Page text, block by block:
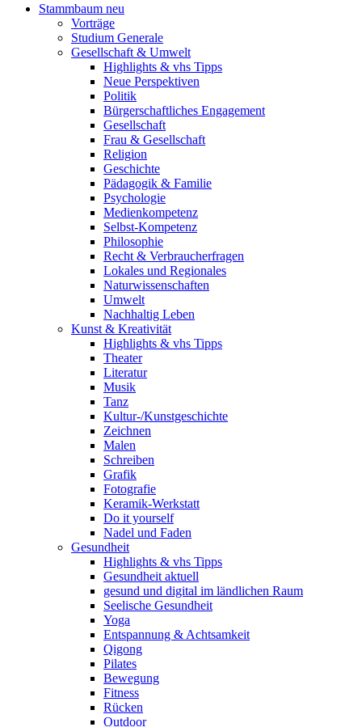
Stammbaum neu
Vorträge
Studium Generale
Gesellschaft & Umwelt
Highlights & vhs Tipps
Neue Perspektiven
Politik
Bürgerschaftliches Engagement
Gesellschaft
Frau & Gesellschaft
Religion
Geschichte
Pädagogik & Familie
Psychologie
Medienkompetenz
Selbst-Kompetenz
Philosophie
Recht & Verbraucherfragen
Lokales und Regionales
Naturwissenschaften
Umwelt
Nachhaltig Leben
Kunst & Kreativität
Highlights & vhs Tipps
Theater
Literatur
Musik
Tanz
Kultur-/Kunstgeschichte
Zeichnen
Malen
Schreiben
Grafik
Fotografie
Keramik-Werkstatt
Do it yourself
Nadel und Faden
Gesundheit
Highlights & vhs Tipps
Gesundheit aktuell
gesund und digital im ländlichen Raum
Seelische Gesundheit
Yoga
Entspannung & Achtsamkeit
Qigong
Pilates
Bewegung
Fitness
Rücken
Outdoor